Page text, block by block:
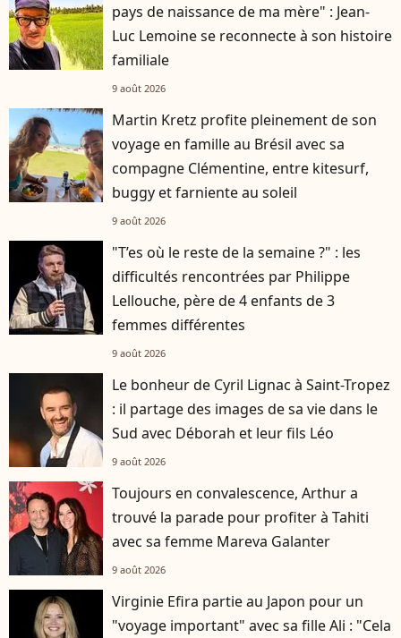
pays de naissance de ma mère" : Jean-
Luc Lemoine se reconnecte à son histoire
familiale
9 août 2026
Martin Kretz profite pleinement de son
voyage en famille au Brésil avec sa
compagne Clémentine, entre kitesurf,
buggy et farniente au soleil
9 août 2026
"T’es où le reste de la semaine ?" : les
difficultés rencontrées par Philippe
Lellouche, père de 4 enfants de 3
femmes différentes
9 août 2026
Le bonheur de Cyril Lignac à Saint-Tropez
: il partage des images de sa vie dans le
Sud avec Déborah et leur fils Léo
9 août 2026
Toujours en convalescence, Arthur a
trouvé la parade pour profiter à Tahiti
avec sa femme Mareva Galanter
9 août 2026
Virginie Efira partie au Japon pour un
"voyage important" avec sa fille Ali : "Cela